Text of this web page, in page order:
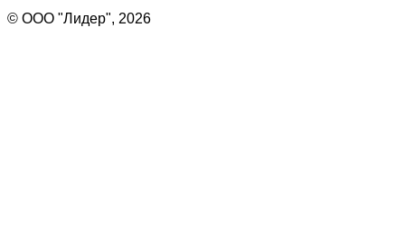
© ООО "Лидер", 2026